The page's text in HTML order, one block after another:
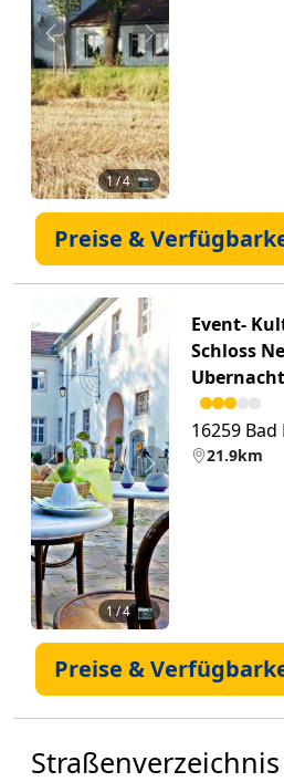
Zurück Weiter
1/ 4 📷
Preise &
Zurück Weiter
1/ 4 📷
Event-
Schloss
16259
21.9km
Preise &